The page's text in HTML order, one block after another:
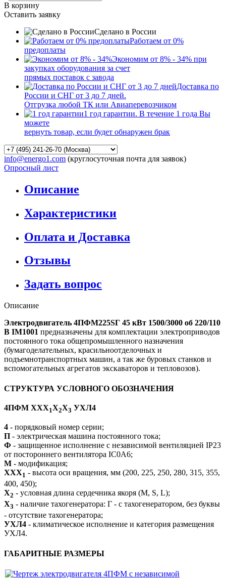
В корзину
Оставить заявку
Сделано в России
Работаем от 0%
предоплаты
Экономим от 8% - 34% при
закупках оборудования за счет
прямых поставок с завода
Доставка по
России и СНГ от 3 до 7 дней.
Отгрузка любой ТК или Авиаперевозчиком
1 год гарантии. В течение 1 года Вы
можете
вернуть товар, если будет обнаружен брак
info@energo1.com (круглосуточная почта для заявок)
Опросный лист
Описание
Характеристики
Оплата и Доставка
Отзывы
Задать вопрос
Описание
Электродвигатель 4ПФМ225SГ 45 кВт 1500/3000 об 220/110
В IM1001 предназначены для комплектации электроприводов
постоянного тока общепромышленного назначения
(бумагоделательных, красильноотделочных и
подъемнотранспортных машин, а так же буровых станков и
вспомогательных агрегатов экскаваторов и тепловозов).
СТРУКТУРА УСЛОВНОГО ОБОЗНАЧЕНИЯ
4ПФМ ХХХ1Х2Х3 УХЛ4
4 - порядковый номер серии;
П - электрическая машина постоянного тока;
Ф - защищенное исполнение с независимой вентиляцией IP23
от постороннего вентилятора IC0A6;
М - модификация;
ХXХ1 - высота оси вращения, мм (200, 225, 250, 280, 315, 355,
400, 450);
X2 - условная длина сердечника якоря (M, S, L);
X3 - наличие тахогенератора: Г - с тахогенератором, без буквы
- отсутствие тахогенератора;
УХЛ4 - климатическое исполнение и категория размещения
УХЛ4.
ГАБАРИТНЫЕ РАЗМЕРЫ